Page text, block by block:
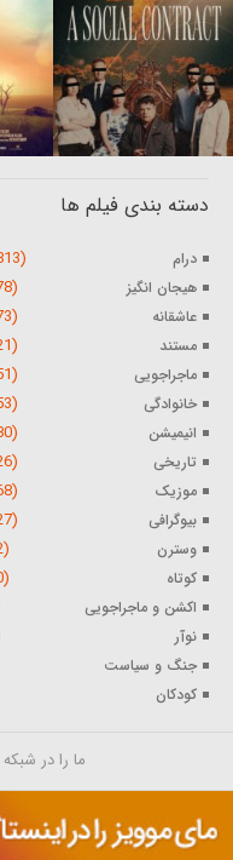
دسته بندی فیلم ها
درام (22813)
هیجان انگیز (9678)
عاشقانه (6873)
مستند (5821)
ماجراجویی (4051)
خانوادگی (2953)
انیمیشن (2680)
تاریخی (1826)
موزیک (1568)
بیوگرافی (1027)
وسترن (812)
کوتاه (310)
اکشن و ماجراجویی
نوآر
جنگ و سیاست
کودکان
ما را در